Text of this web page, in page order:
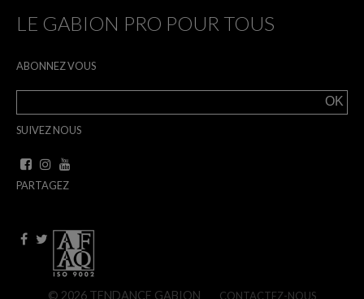
LE GABION PRO POUR TOUS
ABONNEZ VOUS
SUIVEZ NOUS
PARTAGEZ
© 2026 TENDANCE GABION CONTACTEZ-NOUS